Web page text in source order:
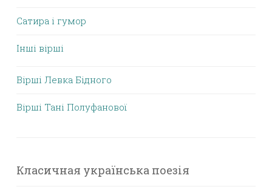
Сатира і гумор
Інші вірші
Вірші Левка Бідного
Вірші Тані Полуфанової
Класичная українська поезія